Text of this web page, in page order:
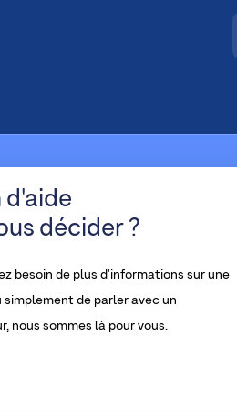
d'aide
décider ?
besoin de plus d'informations sur une
simplement de parler avec un
nous sommes là pour vous.